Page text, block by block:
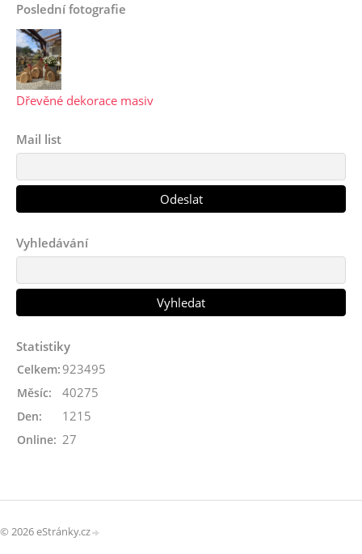
Poslední fotografie
Dřevěné dekorace masiv
Mail list
Vyhledávání
Statistiky
Online: 27
Celkem: 923495
Měsíc: 40275
Den: 1215
© 2026 eStránky.cz